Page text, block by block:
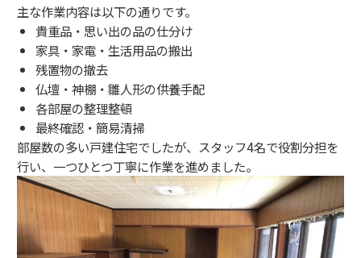
主な作業内容は以下の通りです。
貴重品・思い出の品の仕分け
家具・家電・生活用品の搬出
残置物の撤去
仏壇・神棚・雛人形の供養手配
各部屋の整理整頓
最終確認・簡易清掃
部屋数の多い戸建住宅でしたが、スタッフ4名で役割分担を
行い、一つひとつ丁寧に作業を進めました。